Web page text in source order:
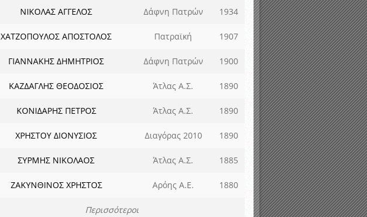
ΝΙΚΟΛΑΣ ΑΓΓΕΛΟΣ Δάφνη Πατρών 1934
ΧΑΤΖΟΠΟΥΛΟΣ ΑΠΟΣΤΟΛΟΣ Πατραϊκή 1907
ΓΙΑΝΝΑΚΗΣ ΔΗΜΗΤΡΙΟΣ Δάφνη Πατρών 1900
ΚΑΖΔΑΓΛΗΣ ΘΕΟΔΟΣΙΟΣ Άτλας Α.Σ. 1890
ΚΟΝΙΔΑΡΗΣ ΠΕΤΡΟΣ Άτλας Α.Σ. 1890
ΧΡΗΣΤΟΥ ΔΙΟΝΥΣΙΟΣ Διαγόρας 2010 1890
ΣΥΡΜΗΣ ΝΙΚΟΛΑΟΣ Άτλας Α.Σ. 1885
ΖΑΚΥΝΘΙΝΟΣ ΧΡΗΣΤΟΣ Αρόης Α.Ε. 1880
Περισσότεροι